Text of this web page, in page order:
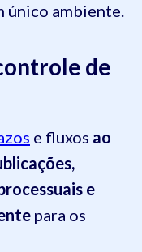
único ambiente.
de
e fluxos ao
e
para os